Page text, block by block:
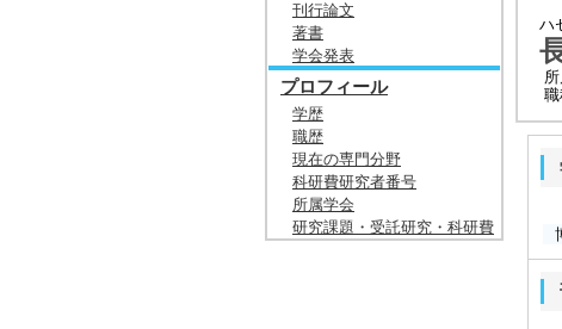
刊行論文
著書
学会発表
プロフィール
学歴
職歴
現在の専門分野
科研費研究者番号
所属学会
研究課題・受託研究・科研費
ハ
所
職